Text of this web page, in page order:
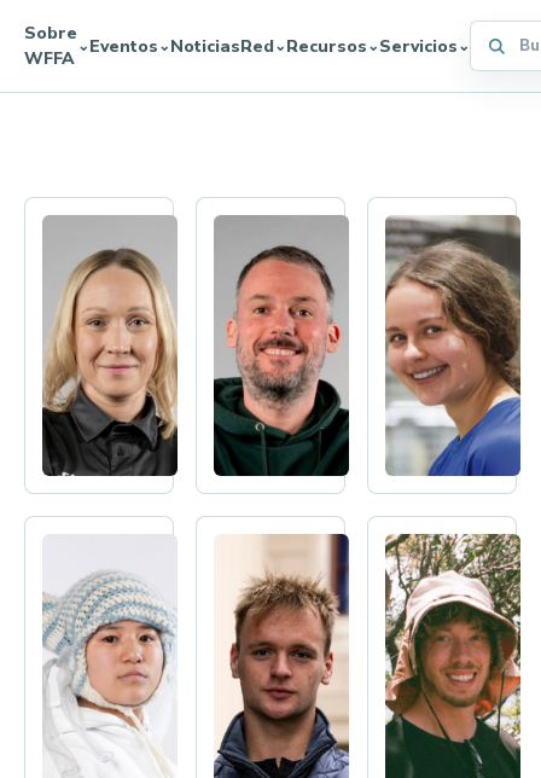
Sobre
WFFA
⌄Eventos⌄NoticiasRed⌄Recursos⌄Servicios⌄
Minna
Marlo
Head
Culture
Kauniainen,
Finland
Daniël
Rooseboom
Culture
Advisor
Stockholm,
Sweden
Yasutake
Culture
Advisor
Tokyo,
Japan
Nick
Seyda
Culture
Advisor
New
York,
USA